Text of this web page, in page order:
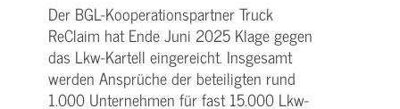
Der BGL-Kooperationspartner Truck
ReClaim hat Ende Juni 2025 Klage gegen
das Lkw-Kartell eingereicht. Insgesamt
werden Ansprüche der beteiligten rund
1.000 Unternehmen für fast 15.000 Lkw-